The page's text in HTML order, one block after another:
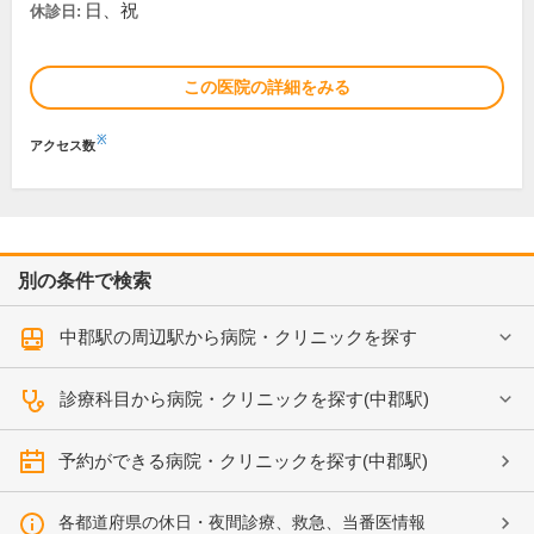
休診日: 日、祝
この医院の詳細をみる
アクセス数※
別の条件で検索
中郡駅の周辺駅から病院・クリニックを探す
診療科目から病院・クリニックを探す(中郡駅)
予約ができる病院・クリニックを探す(中郡駅)
各都道府県の休日・夜間診療、救急、当番医情報